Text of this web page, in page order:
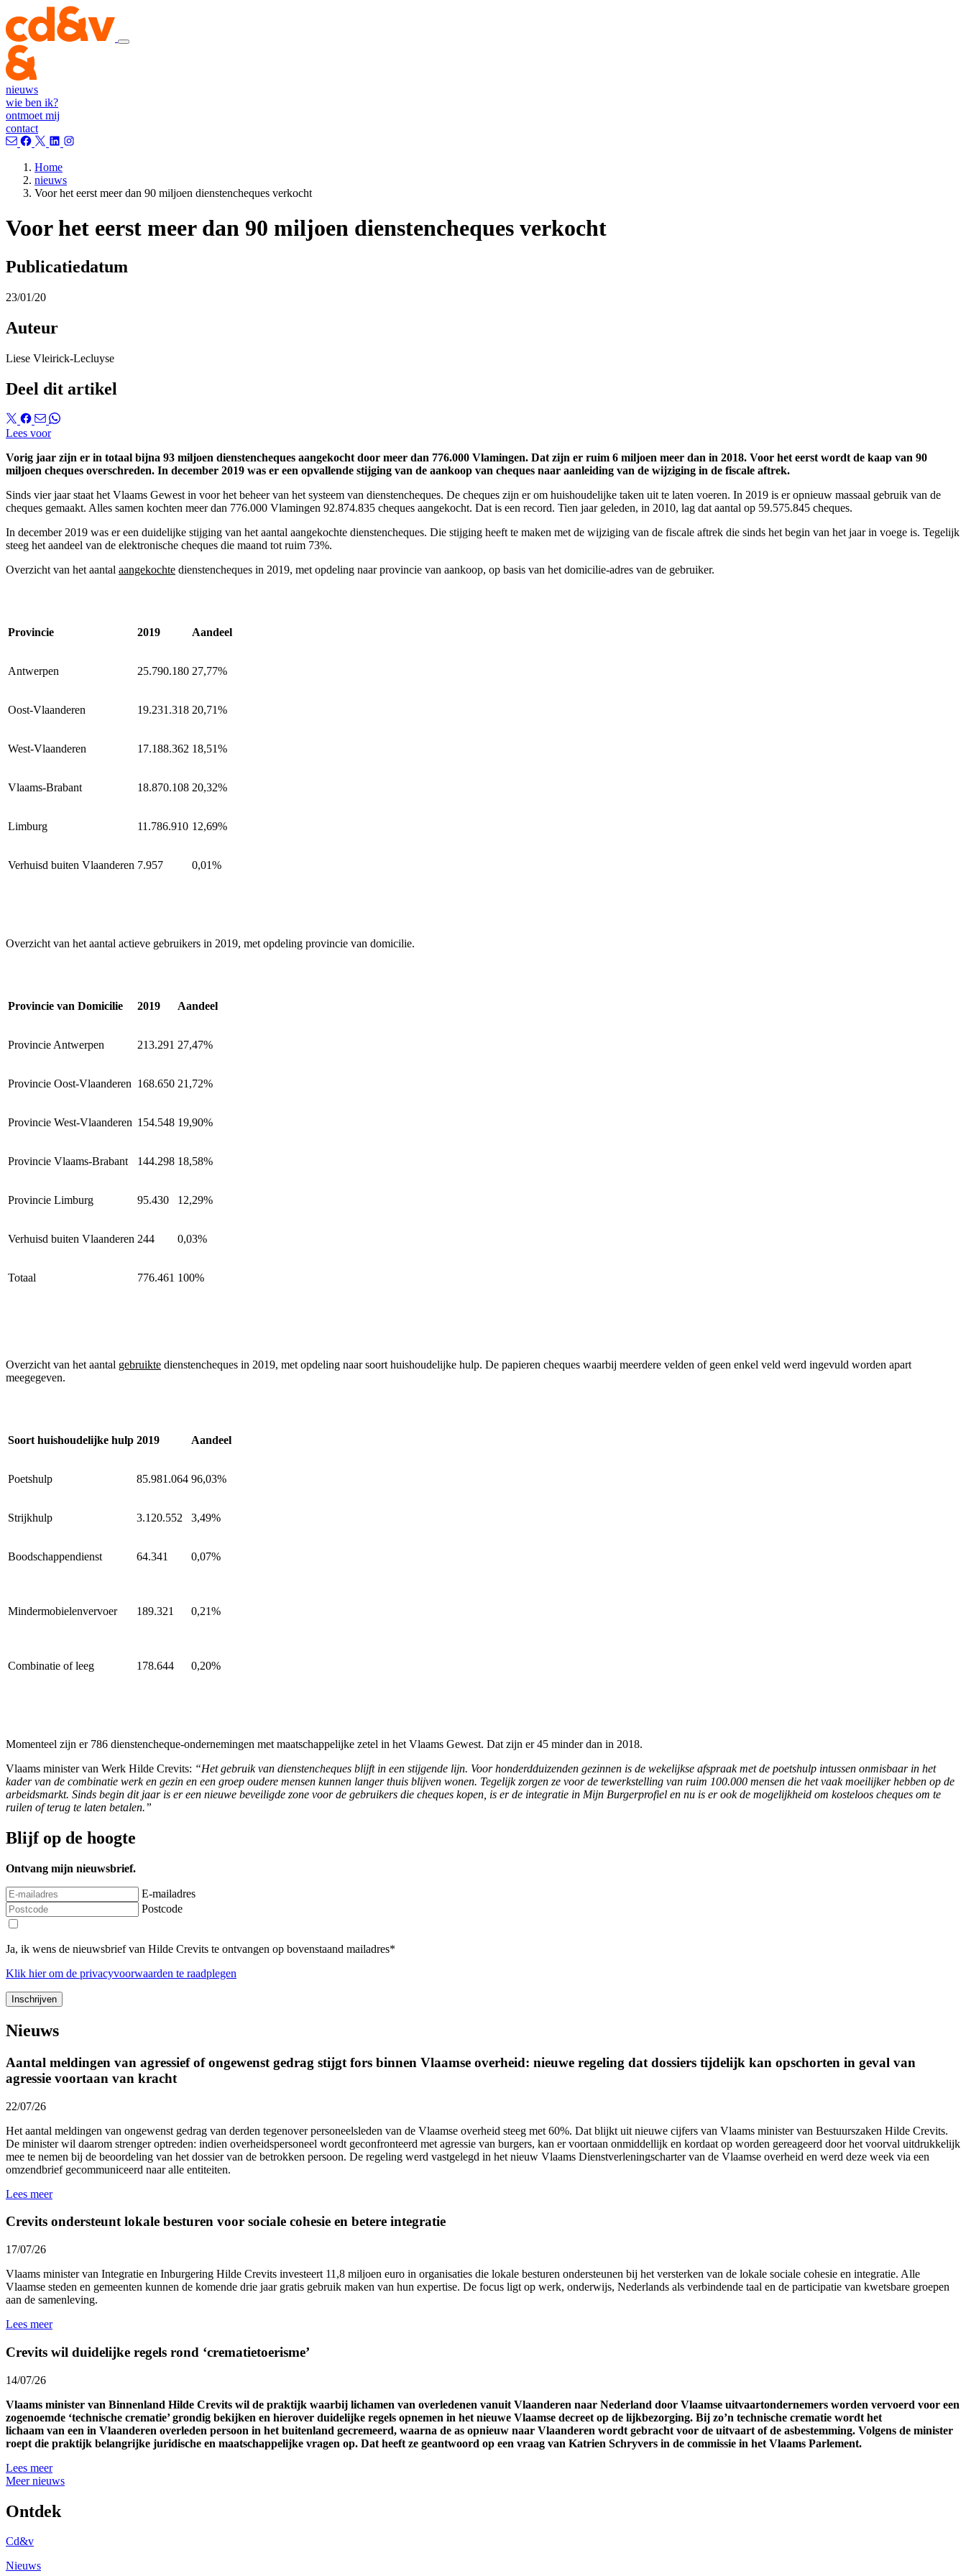
nieuws
wie ben ik?
ontmoet mij
contact
Home
nieuws
Voor het eerst meer dan 90 miljoen dienstencheques verkocht
Voor het eerst meer dan 90 miljoen dienstencheques verkocht
Publicatiedatum
23/01/20
Auteur
Liese Vleirick-Lecluyse
Deel dit artikel
Lees voor
Vorig jaar zijn er in totaal bijna 93 miljoen dienstencheques aangekocht door meer dan 776.000 Vlamingen. Dat zijn er ruim 6 miljoen meer dan in 2018. Voor het eerst wordt de kaap van 90
miljoen cheques overschreden. In december 2019 was er een opvallende stijging van de aankoop van cheques naar aanleiding van de wijziging in de fiscale aftrek.
Sinds vier jaar staat het Vlaams Gewest in voor het beheer van het systeem van dienstencheques. De cheques zijn er om huishoudelijke taken uit te laten voeren. In 2019 is er opnieuw massaal gebruik van de
cheques gemaakt. Alles samen kochten meer dan 776.000 Vlamingen 92.874.835 cheques aangekocht. Dat is een record. Tien jaar geleden, in 2010, lag dat aantal op 59.575.845 cheques.
In december 2019 was er een duidelijke stijging van het aantal aangekochte dienstencheques. Die stijging heeft te maken met de wijziging van de fiscale aftrek die sinds het begin van het jaar in voege is. Tegelijk
steeg het aandeel van de elektronische cheques die maand tot ruim 73%.
Overzicht van het aantal aangekochte dienstencheques in 2019, met opdeling naar provincie van aankoop, op basis van het domicilie-adres van de gebruiker.
Provincie 2019 Aandeel
Antwerpen 25.790.180 27,77%
Oost-Vlaanderen 19.231.318 20,71%
West-Vlaanderen 17.188.362 18,51%
Vlaams-Brabant 18.870.108 20,32%
Limburg 11.786.910 12,69%
Verhuisd buiten Vlaanderen 7.957 0,01%
Overzicht van het aantal actieve gebruikers in 2019, met opdeling provincie van domicilie.
Provincie van Domicilie 2019 Aandeel
Provincie Antwerpen 213.291 27,47%
Provincie Oost-Vlaanderen 168.650 21,72%
Provincie West-Vlaanderen 154.548 19,90%
Provincie Vlaams-Brabant 144.298 18,58%
Provincie Limburg 95.430 12,29%
Verhuisd buiten Vlaanderen 244 0,03%
Totaal 776.461 100%
Overzicht van het aantal gebruikte dienstencheques in 2019, met opdeling naar soort huishoudelijke hulp. De papieren cheques waarbij meerdere velden of geen enkel veld werd ingevuld worden apart
meegegeven.
Soort huishoudelijke hulp 2019 Aandeel
Poetshulp 85.981.064 96,03%
Strijkhulp 3.120.552 3,49%
Boodschappendienst 64.341 0,07%
Mindermobielenvervoer 189.321 0,21%
Combinatie of leeg 178.644 0,20%
Momenteel zijn er 786 dienstencheque-ondernemingen met maatschappelijke zetel in het Vlaams Gewest. Dat zijn er 45 minder dan in 2018.
Vlaams minister van Werk Hilde Crevits: “Het gebruik van dienstencheques blijft in een stijgende lijn. Voor honderdduizenden gezinnen is de wekelijkse afspraak met de poetshulp intussen onmisbaar in het
kader van de combinatie werk en gezin en een groep oudere mensen kunnen langer thuis blijven wonen. Tegelijk zorgen ze voor de tewerkstelling van ruim 100.000 mensen die het vaak moeilijker hebben op de
arbeidsmarkt. Sinds begin dit jaar is er een nieuwe beveiligde zone voor de gebruikers die cheques kopen, is er de integratie in Mijn Burgerprofiel en nu is er ook de mogelijkheid om kosteloos cheques om te
ruilen of terug te laten betalen.”
Blijf op de hoogte
Ontvang mijn nieuwsbrief.
E-mailadres
Postcode
Ja, ik wens de nieuwsbrief van Hilde Crevits te ontvangen op bovenstaand mailadres*
Klik hierom de privacyvoorwaarden te raadplegen
Nieuws
Aantal meldingen van agressief of ongewenst gedrag stijgt fors binnen Vlaamse overheid: nieuwe regeling dat dossiers tijdelijk kan opschorten in geval van
agressie voortaan van kracht
22/07/26
Het aantal meldingen van ongewenst gedrag van derden tegenover personeelsleden van de Vlaamse overheid steeg met 60%. Dat blijkt uit nieuwe cijfers van Vlaams minister van Bestuurszaken Hilde Crevits.
De minister wil daarom strenger optreden: indien overheidspersoneel wordt geconfronteerd met agressie van burgers, kan er voortaan onmiddellijk en kordaat op worden gereageerd door het voorval uitdrukkelijk
mee te nemen bij de beoordeling van het dossier van de betrokken persoon. De regeling werd vastgelegd in het nieuw Vlaams Dienstverleningscharter van de Vlaamse overheid en werd deze week via een
omzendbrief gecommuniceerd naar alle entiteiten.
Lees meer
Crevits ondersteunt lokale besturen voor sociale cohesie en betere integratie
17/07/26
Vlaams minister van Integratie en Inburgering Hilde Crevits investeert 11,8 miljoen euro in organisaties die lokale besturen ondersteunen bij het versterken van de lokale sociale cohesie en integratie. Alle
Vlaamse steden en gemeenten kunnen de komende drie jaar gratis gebruik maken van hun expertise. De focus ligt op werk, onderwijs, Nederlands als verbindende taal en de participatie van kwetsbare groepen
aan de samenleving.
Lees meer
Crevits wil duidelijke regels rond ‘crematietoerisme’
14/07/26
Vlaams minister van Binnenland Hilde Crevits wil de praktijk waarbij lichamen van overledenen vanuit Vlaanderen naar Nederland door Vlaamse uitvaartondernemers worden vervoerd voor een
zogenoemde ‘technische crematie’ grondig bekijken en hierover duidelijke regels opnemen in het nieuwe Vlaamse decreet op de lijkbezorging. Bij zo’n technische crematie wordt het
lichaam van een in Vlaanderen overleden persoon in het buitenland gecremeerd, waarna de as opnieuw naar Vlaanderen wordt gebracht voor de uitvaart of de asbestemming. Volgens de minister
roept die praktijk belangrijke juridische en maatschappelijke vragen op. Dat heeft ze geantwoord op een vraag van Katrien Schryvers in de commissie in het Vlaams Parlement.
Lees meer
Meer nieuws
Ontdek
Cd&v
Nieuws